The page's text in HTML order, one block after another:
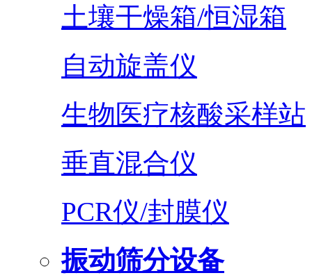
土壤干燥箱/恒湿箱
自动旋盖仪
生物医疗核酸采样站
垂直混合仪
PCR仪/封膜仪
振动筛分设备